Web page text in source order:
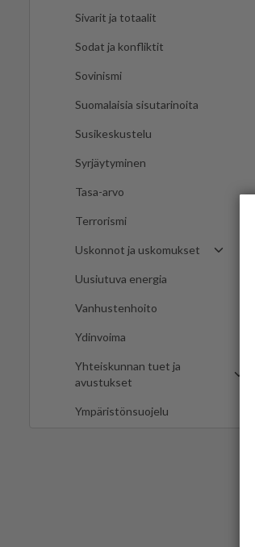
Sivarit ja totaalit
Sodat ja konfliktit
Sovinismi
Suomalaisia sisutarinoita
Susikeskustelu
Syrjäytyminen
Tasa-arvo
Terrorismi
Uskonnot ja uskomukset
Uusiutuva energia
Vanhustenhoito
Ydinvoima
Yhteiskunnan tuet ja
avustukset
Ympäristönsuojelu